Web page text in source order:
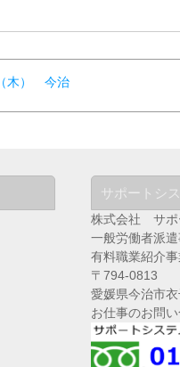
木） 今治
サポートシ
株式会社 サポ
一般労働者派
有料職業紹介
〒794-0813
愛媛県今治市
お仕事のお問